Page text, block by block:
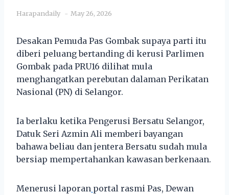
Harapandaily May 26, 2026
Desakan Pemuda Pas Gombak supaya parti itu
diberi peluang bertanding di kerusi Parlimen
Gombak pada PRU16 dilihat mula
menghangatkan perebutan dalaman Perikatan
Nasional (PN) di Selangor.
Ia berlaku ketika Pengerusi Bersatu Selangor,
Datuk Seri Azmin Ali memberi bayangan
bahawa beliau dan jentera Bersatu sudah mula
bersiap mempertahankan kawasan berkenaan.
Menerusi laporan portal rasmi Pas, Dewan